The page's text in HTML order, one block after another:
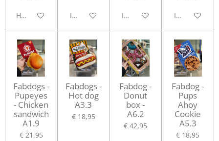
Houd mij op de hoogteIn winkelwagen In winkelwagen In
Fabdogs -
Pupeyes
- Chicken
sandwich
A1.9
€ 21,95
Fabdogs -
Hot dog
A3.3
€ 18,95
Fabdog -
Donut
box -
A6.2
€ 42,95
Fabdog -
Pups
Ahoy
Cookie
A5.3
€ 18,95